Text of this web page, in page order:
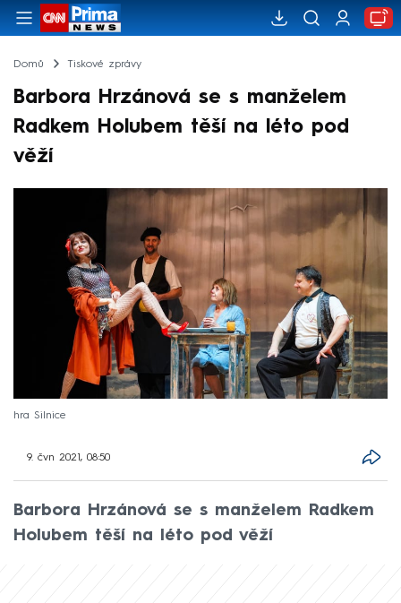
Domů Tiskové zprávy
Barbora Hrzánová se s manželem
Radkem Holubem těší na léto pod
věží
hra Silnice
9. čvn 2021, 08:50
Barbora Hrzánová se s manželem Radkem
Holubem těší na léto pod věží